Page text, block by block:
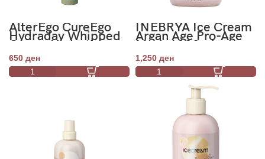
AlterEgo CureEgo
Hydraday Whipped
Cream Hydrating
Mousse 75ml
650 ден
INEBRYA Ice Cream
Argan Age Pro-Age
Mask 1000ml
1,250 ден